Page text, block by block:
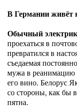
В Германии живёт
Обычный
проехаться в
превратился в
съедаемая
мужа в реанимацию
его вино. Белорус
со стороны, как бы
пятна.